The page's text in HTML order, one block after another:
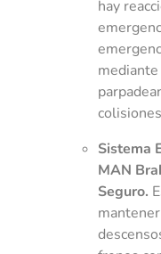
hay
Sistema
MAN
Seguro.